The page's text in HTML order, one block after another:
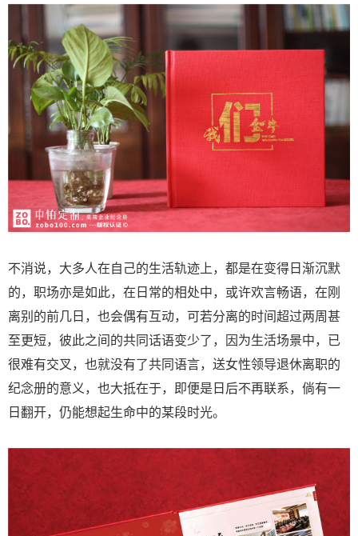
不消说，大多人在自己的生活轨迹上，都是在变得日渐沉默
的，职场亦是如此，在日常的相处中，或许欢言畅语，在刚
离别的前几日，也会偶有互动，可若分离的时间超过两周甚
至更短，彼此之间的共同话语变少了，因为生活场景中，已
很难有交叉，也就没有了共同语言，送女性领导退休离职的
纪念册的意义，也大抵在于，即便是日后不再联系，倘有一
日翻开，仍能想起生命中的某段时光。